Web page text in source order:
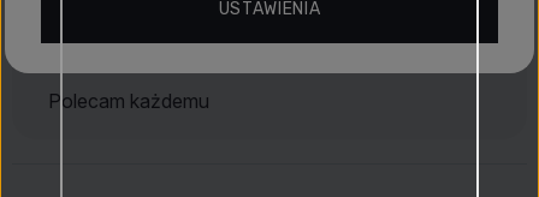
Balázs
Polecam każdemu
USTAWIENIA